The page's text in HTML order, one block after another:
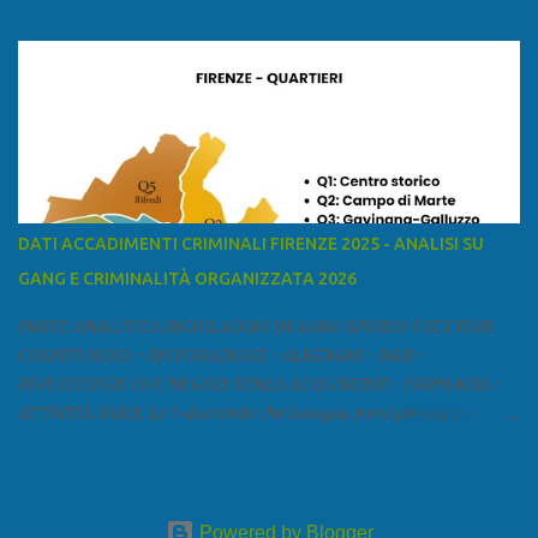
a est con le province di Pistoia e di Firenze, a sud con la provincia di
Lucca Ÿ la Versilia Ÿ la Media Valle del Serchio Ÿ la Garfagnana
Fonte: wikipedia Presenze mafiose e criminali (principali) Le
presenze mafiose in provincia sono assai rilevanti. Si segnala che
nella relazione del 2001 della Commissione parlamentare
Livorno e Lucca agiscono i clan dei Fedele...” Dalla ricerc...
DATI ACCADIMENTI CRIMINALI FIRENZE 2025 - ANALISI SU
GANG E CRIMINALITÀ ORGANIZZATA 2026
PARTE ANALITICA RICICLAGGIO DENARO SPORCO I SETTORI
COLPITI SONO: • RISTORAZIONE • ALBERGHI • B&B •
RIVENDITORI CON NEGOZI SENZA ACQUIRENTI • FARMACIA •
ATTIVITÀ VARIE Le 5 domande che bisogna porsi per capire e
fa? Il mestiere scelto di chi dal nulla compare in un territorio può
Powered by Blogger